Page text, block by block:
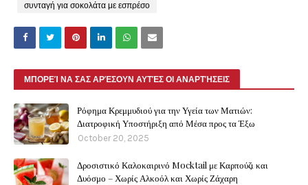
συνταγή για σοκολάτα με εσπρέσο
ΜΠΟΡΕΊ ΝΑ ΣΑΣ ΑΡΈΣΟΥΝ ΑΥΤΈΣ ΟΙ ΑΝΑΡΤΉΣΕΙΣ
Ρόφημα Κρεμμυδιού για την Υγεία των Ματιών:
Διατροφική Υποστήριξη από Μέσα προς τα Έξω
October 20, 2025
Δροσιστικό Καλοκαιρινό Mocktail με Καρπούζι και
Δυόσμο – Χωρίς Αλκοόλ και Χωρίς Ζάχαρη